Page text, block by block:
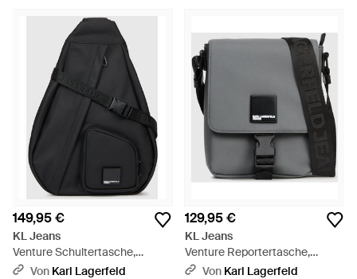
149,95 €
KL Jeans
Venture Schultertasche,
Herren, Größe - Schwarz
Von Karl Lagerfeld
129,95 €
KL Jeans
Venture Reportertasche,
Herren, Größe - Schwarz
Von Karl Lagerfeld